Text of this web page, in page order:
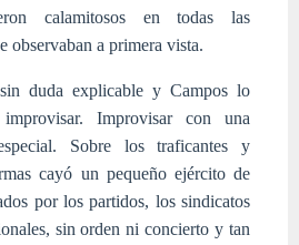
calamitosos en todas las
observaban a primera vista.
duda explicable y Campos lo
Improvisar con una
Sobre los traficantes y
cayó un pequeño ejército de
por los partidos, los sindicatos
sin orden ni concierto y tan